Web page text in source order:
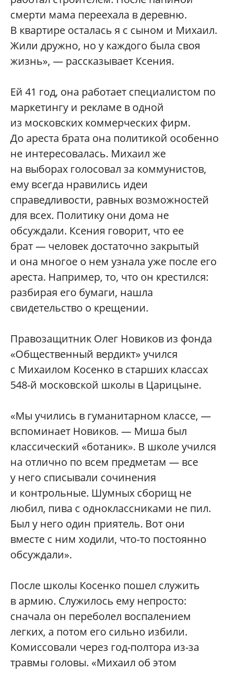
смерти мама переехала в деревню.
В квартире осталась я с сыном и Михаил.
Жили дружно, но у каждого была своя
жизнь», — рассказывает Ксения.
Ей 41 год, она работает специалистом по
маркетингу и рекламе в одной
из московских коммерческих фирм.
До ареста брата она политикой особенно
не интересовалась. Михаил же
на выборах голосовал за коммунистов,
ему всегда нравились идеи
справедливости, равных возможностей
для всех. Политику они дома не
обсуждали. Ксения говорит, что ее
брат — человек достаточно закрытый
и она многое о нем узнала уже после его
ареста. Например, то, что он крестился:
разбирая его бумаги, нашла
свидетельство о крещении.
Правозащитник Олег Новиков из фонда
«Общественный вердикт» учился
с Михаилом Косенко в старших классах
548-й московской школы в Царицыне.
«Мы учились в гуманитарном классе, —
вспоминает Новиков. — Миша был
классический «ботаник». В школе учился
на отлично по всем предметам — все
у него списывали сочинения
и контрольные. Шумных сборищ не
любил, пива с одноклассниками не пил.
Был у него один приятель. Вот они
вместе с ним ходили, что-то постоянно
обсуждали».
После школы Косенко пошел служить
в армию. Служилось ему непросто:
сначала он переболел воспалением
легких, а потом его сильно избили.
Комиссовали через год-полтора из-за
травмы головы. «Михаил об этом